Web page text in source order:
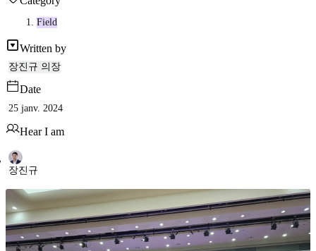
Field
Written by
장진규 의장
Date
25 janv. 2024
Hear I am
장진규